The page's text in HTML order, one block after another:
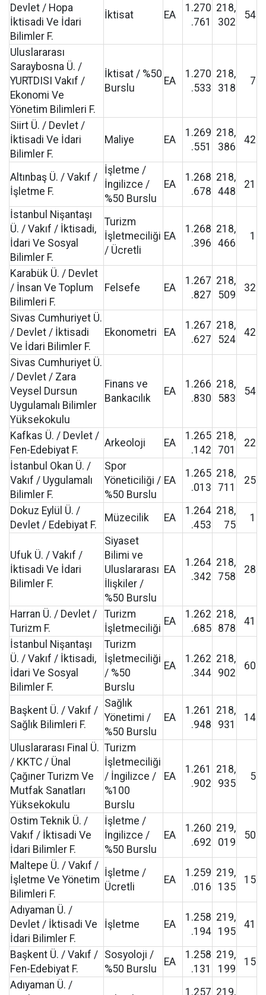
Devlet / Hopa
İktisadi Ve İdari
Bilimler F.
İktisat EA
1.270
.761
218,
302
54
Uluslararası
Saraybosna Ü. /
YURTDISI Vakıf /
Ekonomi Ve
Yönetim Bilimleri F.
İktisat / %50
Burslu
EA
1.270
.533
218,
318
7
Siirt Ü. / Devlet /
İktisadi Ve İdari
Bilimler F.
Maliye EA
1.269
.551
218,
386
42
Altınbaş Ü. / Vakıf /
İşletme F.
İşletme /
İngilizce /
%50 Burslu
EA
1.268
.678
218,
448
21
İstanbul Nişantaşı
Ü. / Vakıf / İktisadi,
İdari Ve Sosyal
Bilimler F.
Turizm
İşletmeciliği
/ Ücretli
EA
1.268
.396
218,
466
1
Karabük Ü. / Devlet
/ İnsan Ve Toplum
Bilimleri F.
Felsefe EA
1.267
.827
218,
509
32
Sivas Cumhuriyet Ü.
/ Devlet / İktisadi
Ve İdari Bilimler F.
Ekonometri EA
1.267
.627
218,
524
42
Sivas Cumhuriyet Ü.
/ Devlet / Zara
Veysel Dursun
Uygulamalı Bilimler
Yüksekokulu
Finans ve
Bankacılık
EA
1.266
.830
218,
583
54
Kafkas Ü. / Devlet /
Fen-Edebiyat F.
Arkeoloji EA
1.265
.142
218,
701
22
İstanbul Okan Ü. /
Vakıf / Uygulamalı
Bilimler F.
Spor
Yöneticiliği /
%50 Burslu
EA
1.265
.013
218,
711
25
Dokuz Eylül Ü. /
Devlet / Edebiyat F.
Müzecilik EA
1.264
.453
218,
75
1
Ufuk Ü. / Vakıf /
İktisadi Ve İdari
Bilimler F.
Siyaset
Bilimi ve
Uluslararası
İlişkiler /
%50 Burslu
EA
1.264
.342
218,
758
28
Harran Ü. / Devlet /
Turizm F.
Turizm
İşletmeciliği
EA
1.262
.685
218,
878
41
İstanbul Nişantaşı
Ü. / Vakıf / İktisadi,
İdari Ve Sosyal
Bilimler F.
Turizm
İşletmeciliği
/ %50
Burslu
EA
1.262
.344
218,
902
60
Başkent Ü. / Vakıf /
Sağlık Bilimleri F.
Sağlık
Yönetimi /
%50 Burslu
EA
1.261
.948
218,
931
14
Uluslararası Final Ü.
/ KKTC / Ünal
Çağıner Turizm Ve
Mutfak Sanatları
Yüksekokulu
Turizm
İşletmeciliği
/ İngilizce /
%100
Burslu
EA
1.261
.902
218,
935
5
Ostim Teknik Ü. /
Vakıf / İktisadi Ve
İdari Bilimler F.
İşletme /
İngilizce /
%50 Burslu
EA
1.260
.692
219,
019
50
Maltepe Ü. / Vakıf /
İşletme Ve Yönetim
Bilimleri F.
İşletme /
Ücretli
EA
1.259
.016
219,
135
15
Adıyaman Ü. /
Devlet / İktisadi Ve
İdari Bilimler F.
İşletme EA
1.258
.194
219,
195
41
Başkent Ü. / Vakıf /
Fen-Edebiyat F.
Sosyoloji /
%50 Burslu
EA
1.258
.131
219,
199
15
Adıyaman Ü. /
1.257 219,